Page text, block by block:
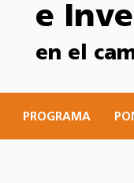
e
en el
PROGRAMA